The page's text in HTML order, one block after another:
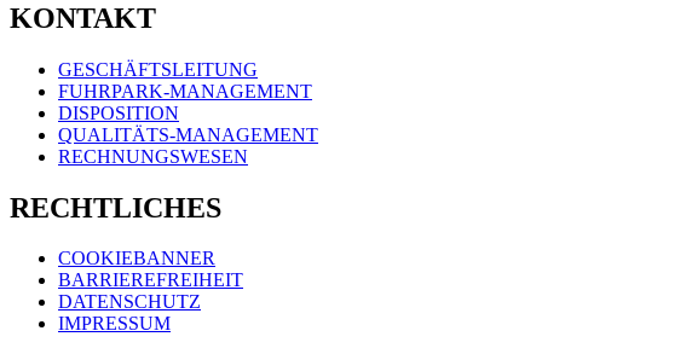
KONTAKT
GESCHÄFTSLEITUNG
FUHRPARK-MANAGEMENT
DISPOSITION
QUALITÄTS-MANAGEMENT
RECHNUNGSWESEN
RECHTLICHES
COOKIEBANNER
BARRIEREFREIHEIT
DATENSCHUTZ
IMPRESSUM